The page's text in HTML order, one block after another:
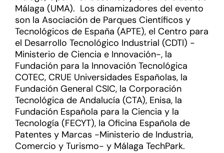
Málaga (UMA). Los dinamizadores del evento
son la Asociación de Parques Científicos y
Tecnológicos de España (APTE), el Centro para
el Desarrollo Tecnológico Industrial (CDTI) -
Ministerio de Ciencia e Innovación-, la
Fundación para la Innovación Tecnológica
COTEC, CRUE Universidades Españolas, la
Fundación General CSIC, la Corporación
Tecnológica de Andalucía (CTA), Enisa, la
Fundación Española para la Ciencia y la
Tecnología (FECYT), la Oficina Española de
Patentes y Marcas -Ministerio de Industria,
Comercio y Turismo- y Málaga TechPark.